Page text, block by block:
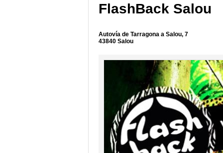
FlashBack Salou
Autovía de Tarragona a Salou, 7
43840 Salou